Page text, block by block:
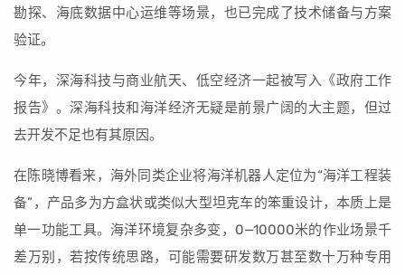
勘探、海底数据中心运维等场景，也已完成了技术储备与方案
验证。
今年，深海科技与商业航天、低空经济一起被写入《政府工作
报告》。深海科技和海洋经济无疑是前景广阔的大主题，但过
去开发不足也有其原因。
在陈晓博看来，海外同类企业将海洋机器人定位为“海洋工程装
备”，产品多为方盒状或类似大型坦克车的笨重设计，本质上是
单一功能工具。海洋环境复杂多变，0—10000米的作业场景千
差万别，若按传统思路，可能需要研发数万甚至数十万种专用